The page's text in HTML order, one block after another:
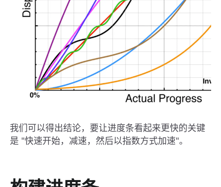
我们可以得出结论，要让进度条看起来更快的关键
是 "快速开始，减速，然后以指数方式加速"。